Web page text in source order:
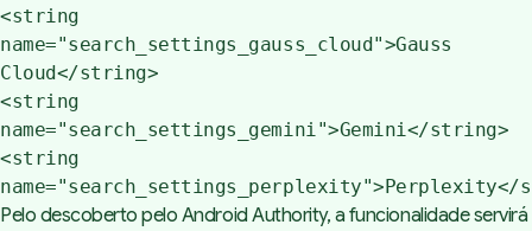
<string
name="search_settings_gauss_cloud">Gauss
Cloud</string>
<string
name="search_settings_gemini">Gemini</string>
<string
name="search_settings_perplexity">Perplexity</
Pelo descoberto pelo Android Authority, a funcionalidade servirá